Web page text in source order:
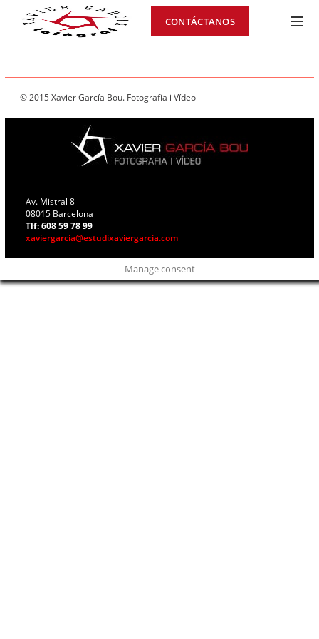
CONTÁCTANOS
© 2015 Xavier García Bou. Fotografia i Vídeo
Av. Mistral 8
08015 Barcelona
Tlf: 608 59 78 99
xaviergarcia@estudixaviergarcia.com
Manage consent